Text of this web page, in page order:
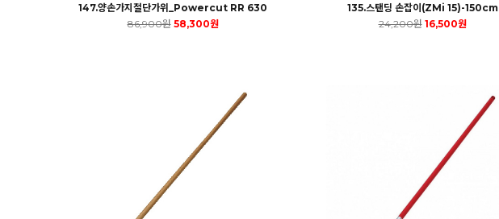
147.양손가지절단가위_Powercut RR 630
86,900원 58,300원
135.스탠딩 손잡이(ZMi 15)-150cm
24,200원 16,500원